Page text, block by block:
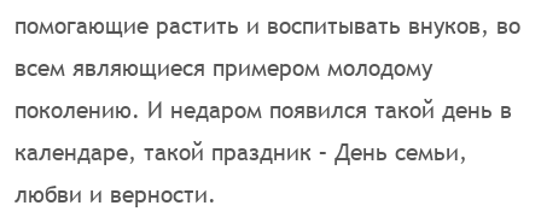
помогающие растить и воспитывать внуков, во
всем являющиеся примером молодому
поколению. И недаром появился такой день в
календаре, такой праздник – День семьи,
любви и верности.